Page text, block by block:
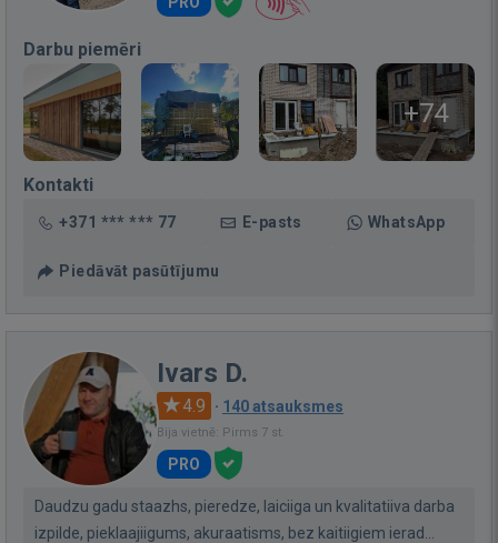
Darbu piemēri
+74
Kontakti
+371 *** *** 77 E-pasts WhatsApp
Piedāvāt pasūtījumu
Ivars D.
4.9 · 140 atsauksmes
Bija vietnē: Pirms 7 st.
PRO
Daudzu gadu staazhs, pieredze, laiciiga un kvalitatiiva darba
izpilde, pieklaajiigums, akuraatisms, bez kaitiigiem ierad...